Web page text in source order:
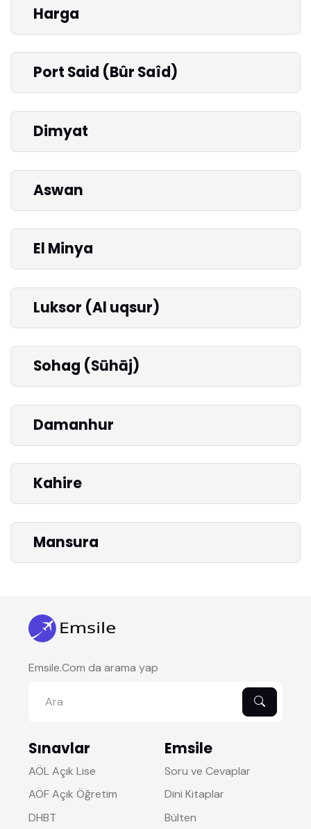
Harga
Port Said (Bûr Saîd)
Dimyat
Aswan
El Minya
Luksor (Al uqsur)
Sohag (Sūhāj)
Damanhur
Kahire
Mansura
Emsile.Com da arama yap
Sınavlar
AÖL Açık Lise
AÖF Açık Öğretim
DHBT
Emsile
Soru ve Cevaplar
Dini Kitaplar
Bülten